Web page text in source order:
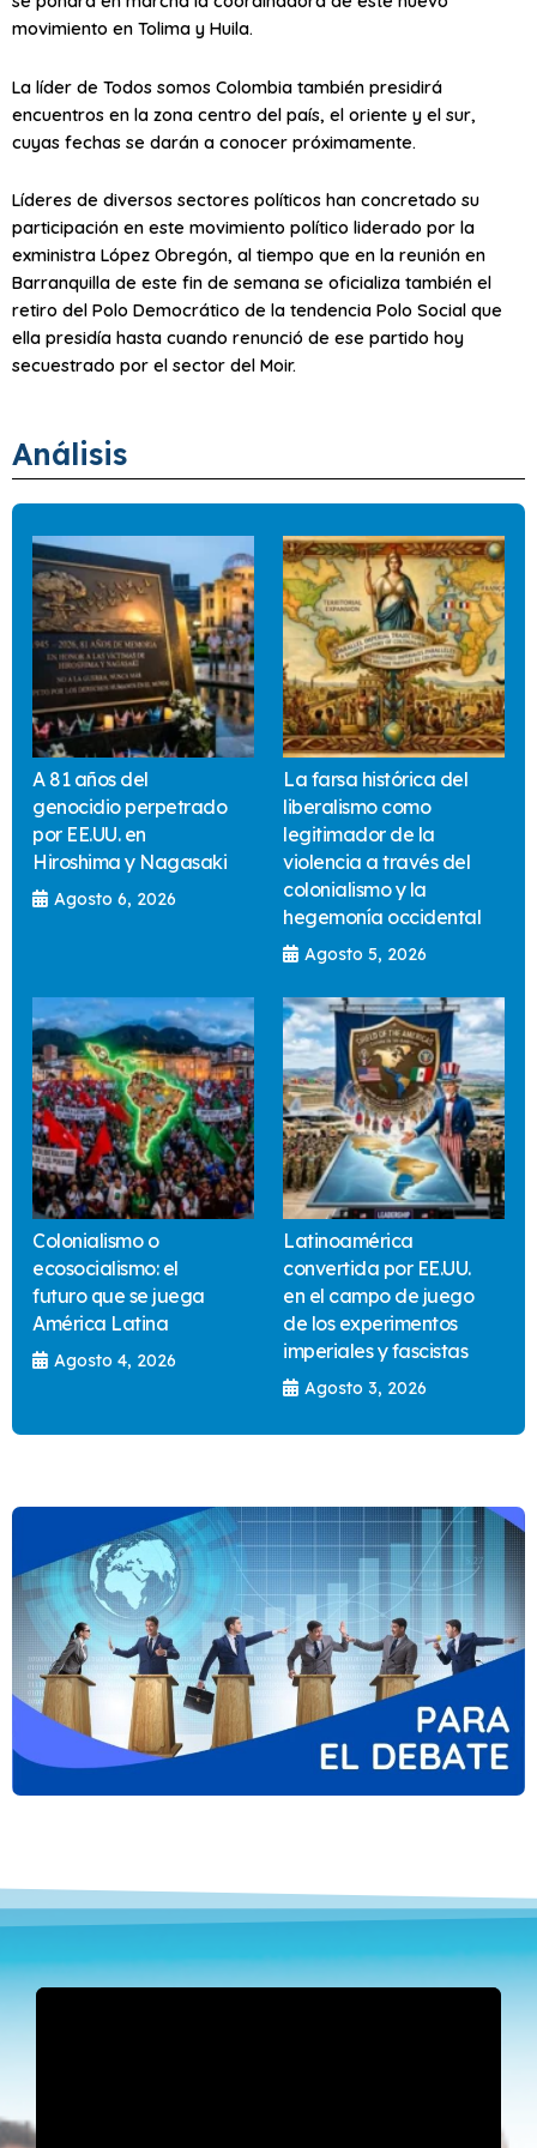
movimiento en Tolima y Huila.
La líder de Todos somos Colombia también presidirá
encuentros en la zona centro del país, el oriente y el sur,
cuyas fechas se darán a conocer próximamente.
Líderes de diversos sectores políticos han concretado su
participación en este movimiento político liderado por la
exministra López Obregón, al tiempo que en la reunión en
Barranquilla de este fin de semana se oficializa también el
retiro del Polo Democrático de la tendencia Polo Social que
ella presidía hasta cuando renunció de ese partido hoy
secuestrado por el sector del Moir.
Análisis
A 81 años del
genocidio perpetrado
por EE.UU. en
Hiroshima y Nagasaki
Agosto 6, 2026
La farsa histórica del
liberalismo como
legitimador de la
violencia a través del
colonialismo y la
hegemonía occidental
Agosto 5, 2026
Colonialismo o
ecosocialismo: el
futuro que se juega
América Latina
Agosto 4, 2026
Latinoamérica
convertida por EE.UU.
en el campo de juego
de los experimentos
imperiales y fascistas
Agosto 3, 2026